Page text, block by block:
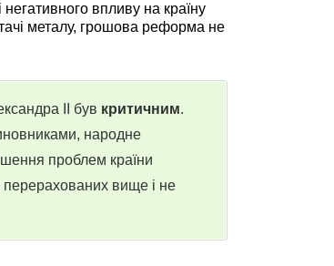
впливу на країну
металу, грошова реформа не
II був критичним.
народне
проблем країни
вище і не